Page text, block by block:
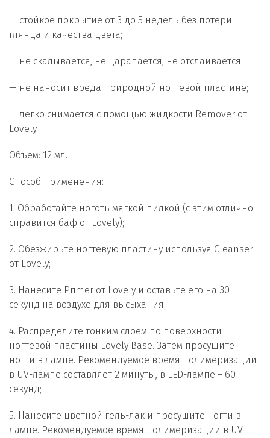
— стойкое покрытие от 3 до 5 недель без потери
глянца и качества цвета;
— не скалывается, не царапается, не отслаивается;
— не наносит вреда природной ногтевой пластине;
— легко снимается с помощью жидкости Remover от
Lovely.
Объем: 12 мл.
Способ применения:
1. Обработайте ноготь мягкой пилкой (с этим отлично
справится баф от Lovely);
2. Обезжирьте ногтевую пластину используя Cleanser
от Lovely;
3. Нанесите Primer от Lovely и оставьте его на 30
секунд на воздухе для высыхания;
4. Распределите тонким слоем по поверхности
ногтевой пластины Lovely Base. Затем просушите
ногти в лампе. Рекомендуемое время полимеризации
в UV-лампе составляет 2 минуты, в LED-лампе – 60
секунд;
5. Нанесите цветной гель-лак и просушите ногти в
лампе. Рекомендуемое время полимеризации в UV-